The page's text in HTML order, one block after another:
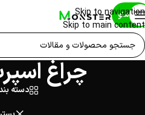
Skip to navigation
Skip to main content
منو
چراغ
دسته